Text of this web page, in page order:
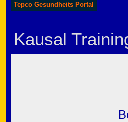
Tepco Gesundheits Portal
Kausal